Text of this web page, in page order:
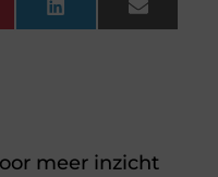
LinkedIn Email
meer inzicht